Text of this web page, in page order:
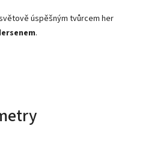
úspěšným tvůrcem her
.